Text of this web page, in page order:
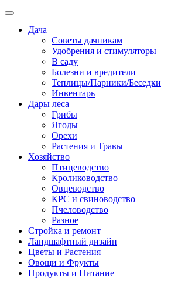
Дача
Советы дачникам
Удобрения и стимуляторы
В саду
Болезни и вредители
Теплицы/Парники/Беседки
Инвентарь
Дары леса
Грибы
Ягоды
Орехи
Растения и Травы
Хозяйство
Птицеводство
Кролиководство
Овцеводство
КРС и свиноводство
Пчеловодство
Разное
Стройка и ремонт
Ландшафтный дизайн
Цветы и Растения
Овощи и Фрукты
Продукты и Питание